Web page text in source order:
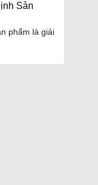
Sản
phẩm là giải